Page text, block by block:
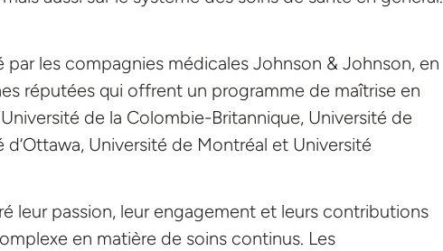
les compagnies médicales Johnson & Johnson, en
réputées qui offrent un programme de maîtrise en
de la Colombie-Britannique, Université de
Université de Montréal et Université
leur passion, leur engagement et leurs contributions
en matière de soins continus. Les